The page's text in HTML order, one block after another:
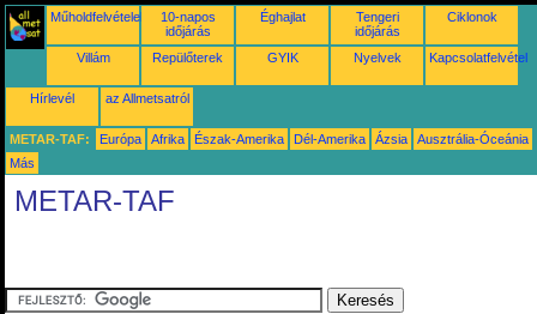
Műholdfelvételek
10-napos
időjárás
Éghajlat
Tengeri
időjárás
Ciklonok
Villám Repülőterek GYIK Nyelvek Kapcsolatfelvétel
Hírlevél az Allmetsatról
METAR-TAF: Európa Afrika Észak-Amerika Dél-Amerika Ázsia
Ausztrália-Óceánia
Más
METAR-TAF